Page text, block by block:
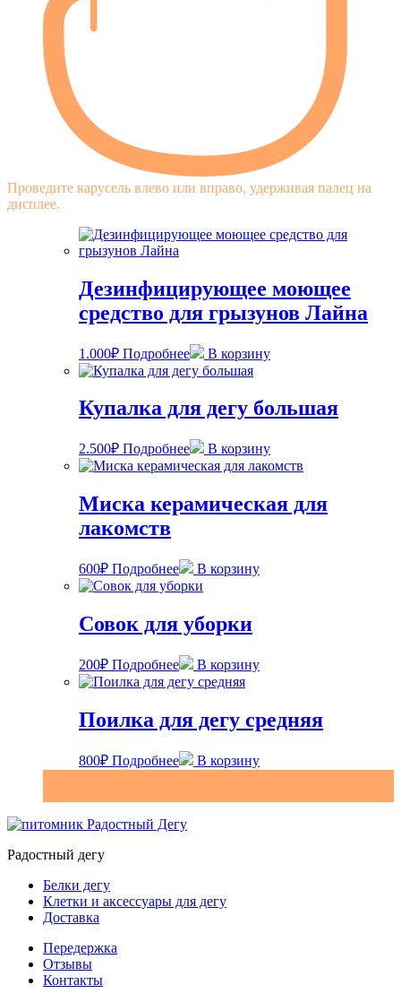
Проведите карусель влево или вправо, удерживая палец на
дисплее.
Дезинфицирующее моющее
средство для грызунов Лайна
1.000₽ Подробнее В корзину
Купалка для дегу большая
2.500₽ Подробнее В корзину
Миска керамическая для
лакомств
600₽ Подробнее В корзину
Совок для уборки
200₽ Подробнее В корзину
Поилка для дегу средняя
800₽ Подробнее В корзину
Радостный дегу
Белки дегу
Клетки и аксессуары для дегу
Доставка
Передержка
Отзывы
Контакты